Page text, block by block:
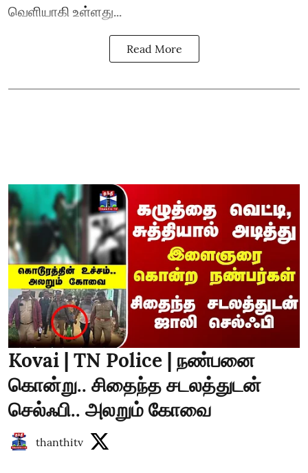
வெளியாகி உள்ளது...
Read More
Kovai | TN Police | நண்பனை
கொன்று.. சிதைந்த சடலத்துடன்
செல்ஃபி.. அலறும் கோவை
thanthitv